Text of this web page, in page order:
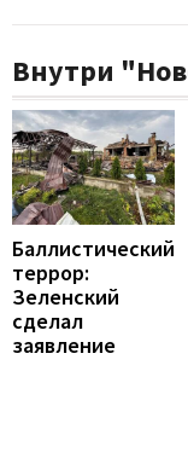
Внутри
Баллистический
террор:
Зеленский
сделал
заявление